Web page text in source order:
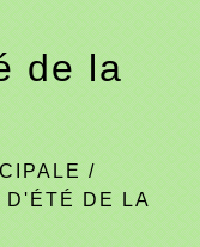
de la
/
D'ÉTÉ DE LA